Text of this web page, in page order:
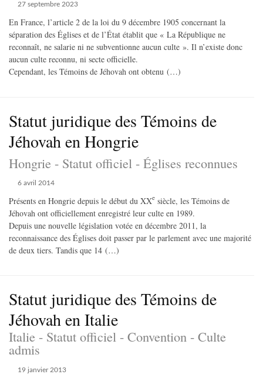
27 septembre 2023
En France, l’article 2 de la loi du 9 décembre 1905 concernant la
séparation des Églises et de l’État établit que « La République ne
reconnaît, ne salarie ni ne subventionne aucun culte ». Il n’existe donc
aucun culte reconnu, ni secte officielle.
Cependant, les Témoins de Jéhovah ont obtenu (…)
Statut juridique des Témoins de
Jéhovah en Hongrie
Hongrie - Statut officiel - Églises reconnues
6 avril 2014
Présents en Hongrie depuis le début du XXe siècle, les Témoins de
Jéhovah ont officiellement enregistré leur culte en 1989.
Depuis une nouvelle législation votée en décembre 2011, la
reconnaissance des Églises doit passer par le parlement avec une majorité
de deux tiers. Tandis que 14 (…)
Statut juridique des Témoins de
Jéhovah en Italie
Italie - Statut officiel - Convention - Culte
admis
19 janvier 2013